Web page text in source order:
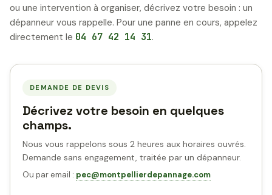
ou une intervention à organiser, décrivez votre besoin : un
dépanneur vous rappelle. Pour une panne en cours, appelez
directement le 04 67 42 14 31.
DEMANDE DE DEVIS
Décrivez votre besoin en quelques
champs.
Nous vous rappelons sous 2 heures aux horaires ouvrés.
Demande sans engagement, traitée par un dépanneur.
Ou par email : pec@montpellierdepannage.com